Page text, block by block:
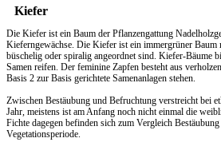
Kiefer
Die Kiefer ist ein Baum der Pflanzengattung
Kieferngewächse. Die Kiefer ist ein immergrüner Baum
büschelig oder spiralig angeordnet sind. Kiefer-Bäume
Samen reifen. Der feminine Zapfen besteht aus
Basis 2 zur Basis gerichtete Samenanlagen stehen.
Zwischen Bestäubung und Befruchtung verstreicht bei
Jahr, meistens ist am Anfang noch nicht einmal die
Fichte dagegen befinden sich zum Vergleich
Vegetationsperiode.